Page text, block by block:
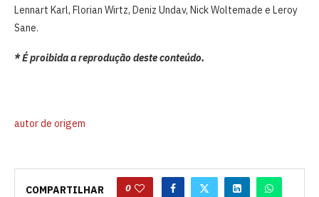
Lennart Karl, Florian Wirtz, Deniz Undav, Nick Woltemade e Leroy
Sane.
* É proibida a reprodução deste conteúdo.
autor de origem
COMPARTILHAR 0